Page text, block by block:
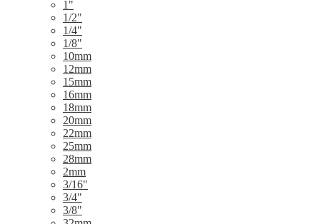
1"
1/2"
1/4"
1/8"
10mm
12mm
15mm
16mm
18mm
20mm
22mm
25mm
28mm
2mm
3/16"
3/4"
3/8"